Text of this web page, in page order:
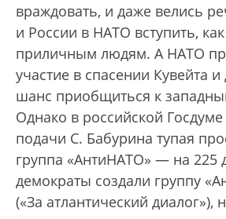
враждовать, и даже велись
и России в НАТО вступить,
приличным людям. А НАТО
участие в спасении Кувейта
шанс приобщиться к
Однако в российской Госдуме
подачи С. Бабурина тупая
группа «АнтиНАТО» — на 225
демократы создали группу
(«За атлантический диалог»),